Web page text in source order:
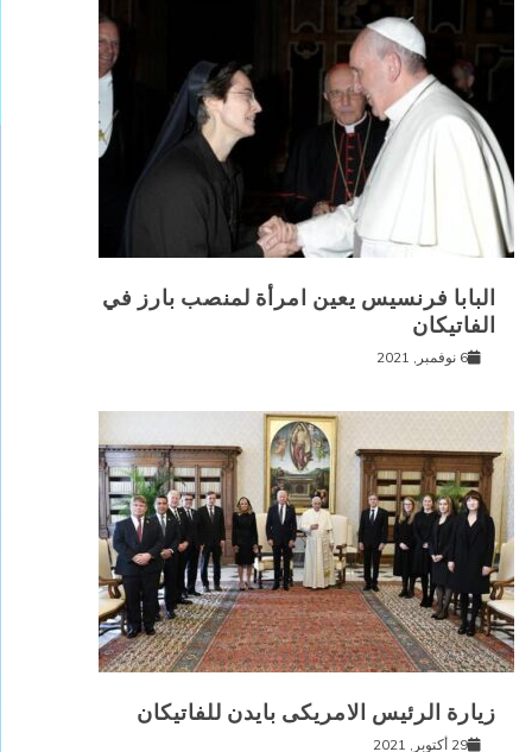
البابا فرنسيس يعين امرأة لمنصب بارز في
الفاتيكان
6 نوفمبر, 2021
زيارة الرئيس الامريكى بايدن للفاتيكان
29 أكتوبر, 2021